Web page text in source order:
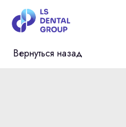
Вернуться назад